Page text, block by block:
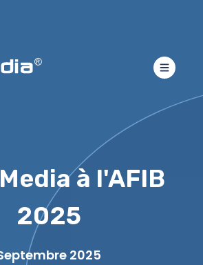
à l'AFIB
2025
2025